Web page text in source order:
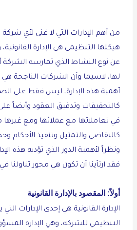
من أهم الإدارات التي لا غنى لأي
هيكلها التنظيمي هي الإدارة
عن نوع النشاط الذي تمارسه الشركة
لها، لاسيما وأن الشركات الناجحة
أهمية هذه الإدارة، ليس فقط على
كالتحقيقات وتدقيق العقود وأيضاً
في تعاملاتها مع عملائها ومع
كالتقاضي والتمثيل وتنفيذ الأحكام
ونظراً لأهمية الدور الذي تؤديه هذه
فقد ارتأينا أن تكون هي محور تناولنا
أولاً:المقصود بالإدارة القانونية
الإدارة القانونية هي إحدى الإدارات
التنظيمي للشركة، وهي الإدارة